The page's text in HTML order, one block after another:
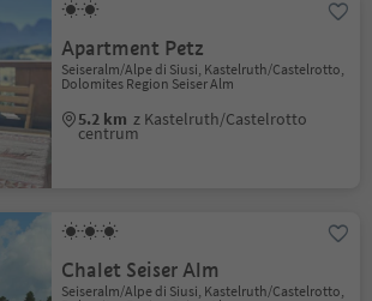
Apartment Petz
Seiseralm/Alpe di Siusi, Kastelruth/Castelrotto,
Dolomites Region Seiser Alm
5.2 km z Kastelruth/Castelrotto
centrum
Chalet Seiser Alm
Seiseralm/Alpe di Siusi, Kastelruth/Castelrotto,